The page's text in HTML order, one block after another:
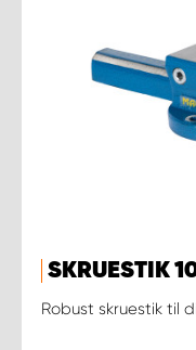
SKRUESTIK
Robust skruestik til